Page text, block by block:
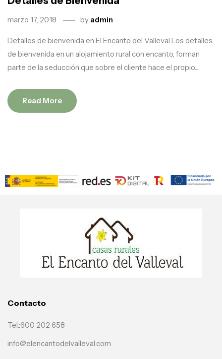
marzo 17, 2018 by admin
Detalles de bienvenida en El Encanto del Valleval Los detalles
de bienvenida en un alojamiento rural con encanto, forman
parte de la seducción que sobre el cliente hace el propio...
Read More
Contacto
Tel.:600 202 658
info@elencantodelvalleval.com